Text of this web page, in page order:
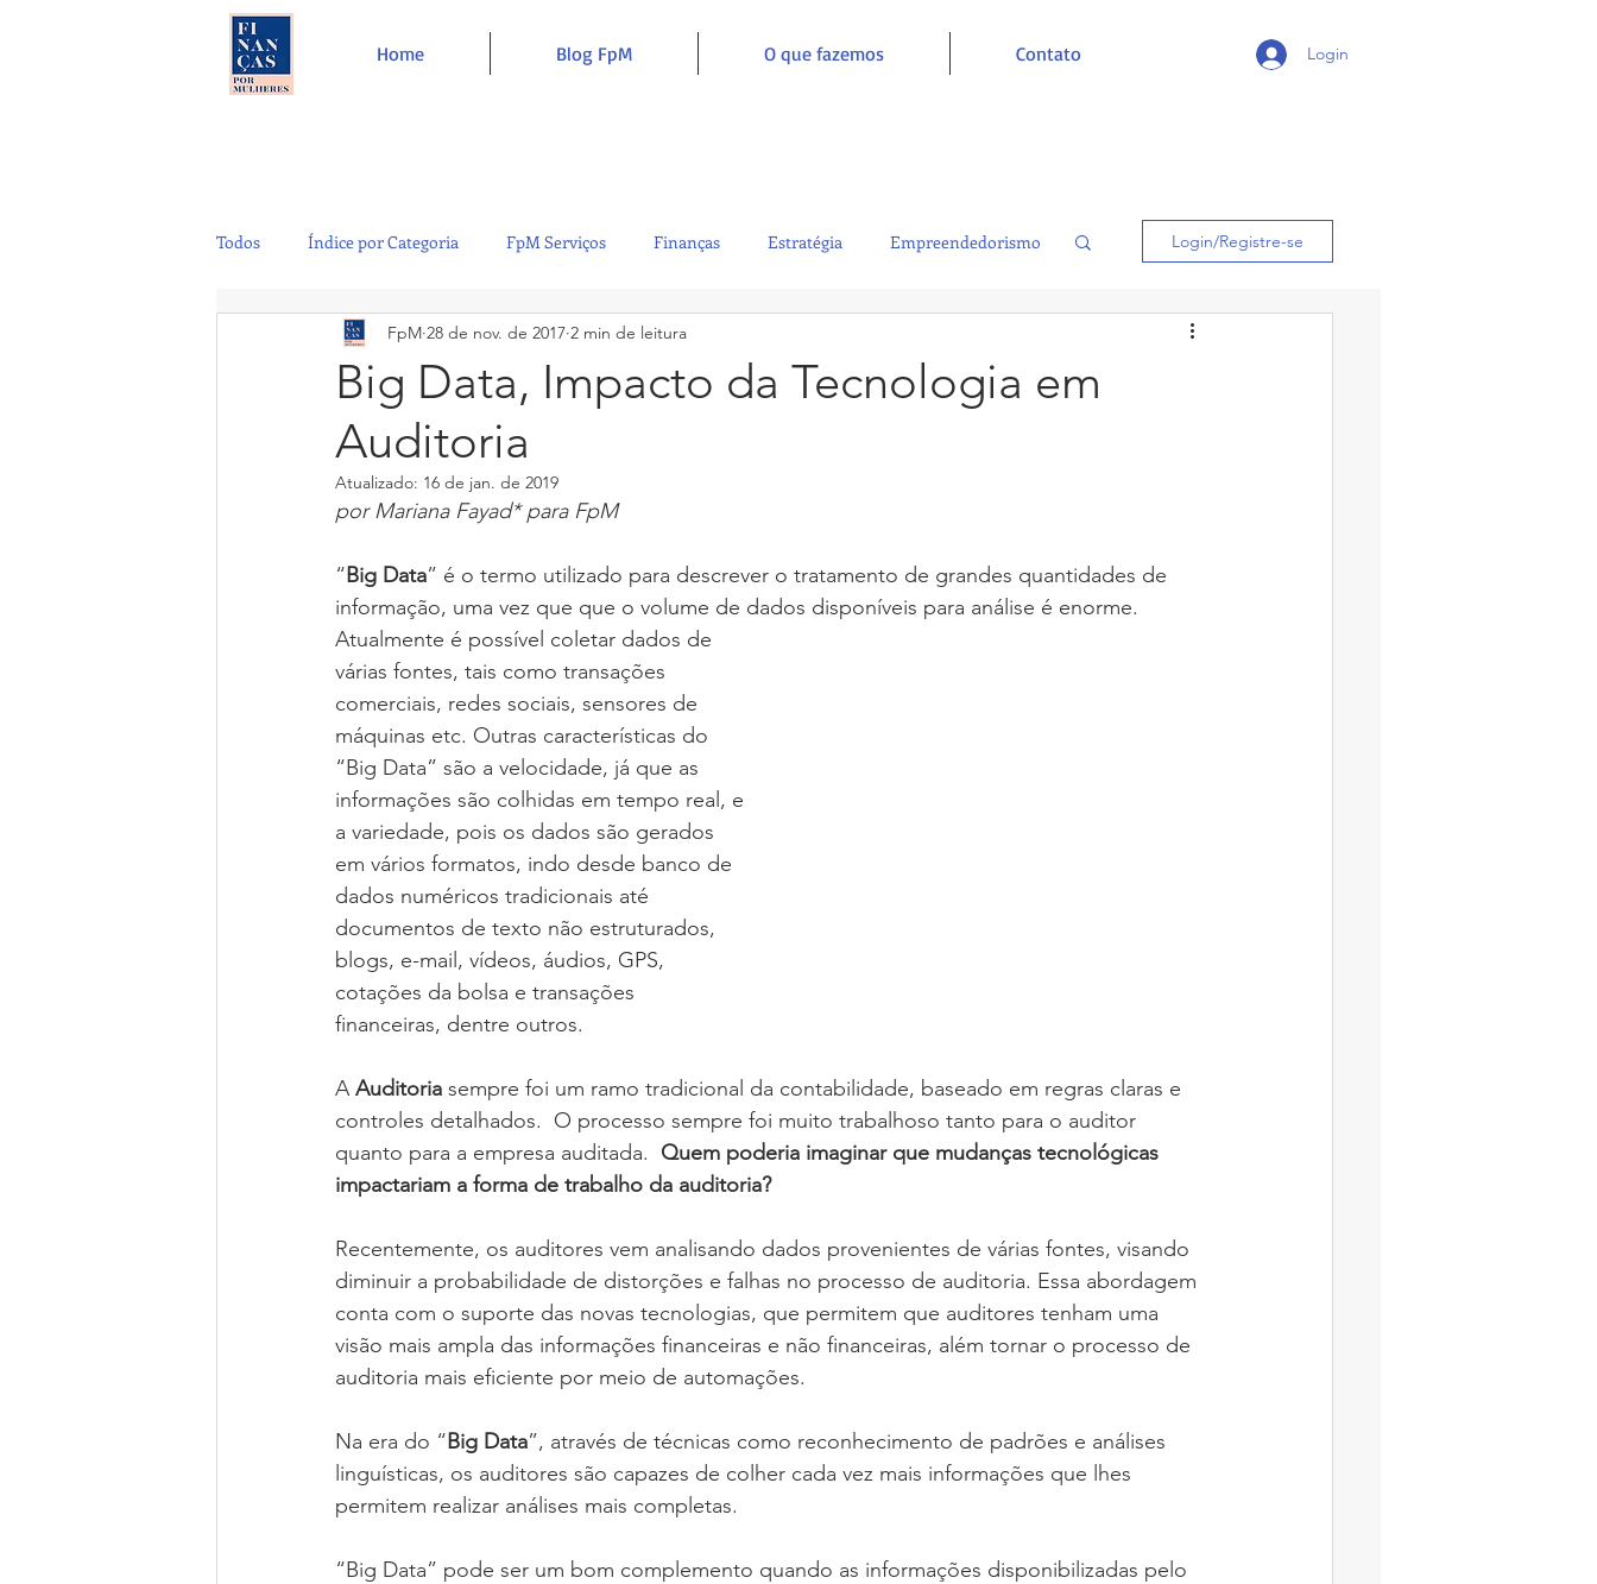
Home Blog FpM O que fazemos Contato Login
Todos Índice por Categoria FpM Serviços Finanças Estratégia Empreendedorismo
Controladoria Sustentabilidade
Café e Amigos Top 12
Login/Registre-se
Big Data, Impacto da Tecnologia em
Auditoria
FpM 28 de nov. de 2017 2 min de leitura
Atualizado: 16 de jan. de 2019
por Mariana Fayad* para FpM
“Big Data” é o termo utilizado para descrever o tratamento de grandes quantidades de
informação, uma vez que que o volume de dados disponíveis para análise é enorme.
Atualmente é possível coletar dados de
várias fontes, tais como transações
comerciais, redes sociais, sensores de
máquinas etc. Outras características do
“Big Data” são a velocidade, já que as
informações são colhidas em tempo real, e
a variedade, pois os dados são gerados
em vários formatos, indo desde banco de
dados numéricos tradicionais até
documentos de texto não estruturados,
blogs, e-mail, vídeos, áudios, GPS,
cotações da bolsa e transações
financeiras, dentre outros.
A Auditoria sempre foi um ramo tradicional da contabilidade, baseado em regras claras e
controles detalhados.  O processo sempre foi muito trabalhoso tanto para o auditor
quanto para a empresa auditada. Quem poderia imaginar que mudanças tecnológicas
impactariam a forma de trabalho da auditoria?
Recentemente, os auditores vem analisando dados provenientes de várias fontes, visando
diminuir a probabilidade de distorções e falhas no processo de auditoria. Essa abordagem
conta com o suporte das novas tecnologias, que permitem que auditores tenham uma
visão mais ampla das informações financeiras e não financeiras, além tornar o processo de
auditoria mais eficiente por meio de automações.
Na era do “Big Data”, através de técnicas como reconhecimento de padrões e análises
linguísticas, os auditores são capazes de colher cada vez mais informações que lhes
permitem realizar análises mais completas.
“Big Data” pode ser um bom complemento quando as informações disponibilizadas pelo